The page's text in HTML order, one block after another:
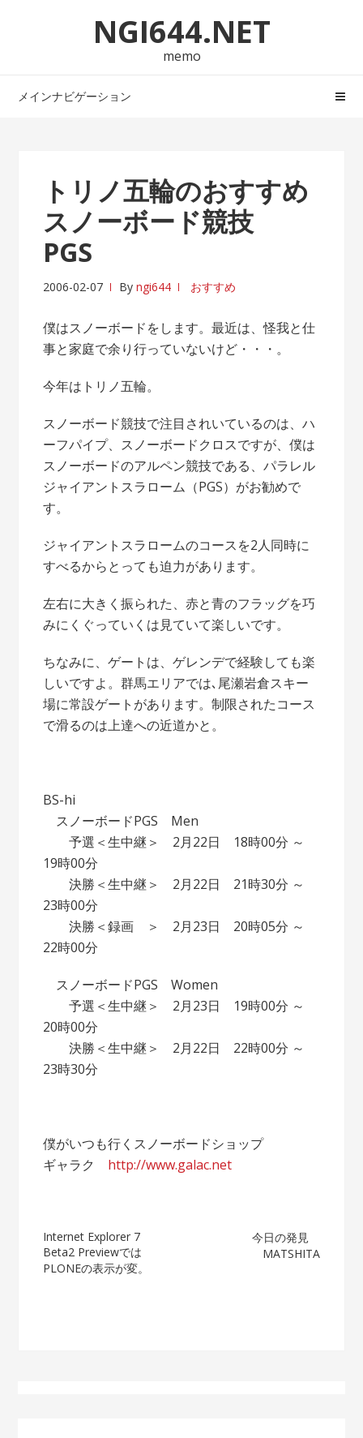
シ
ツ
NGI644.NET
memo
メインナビゲーション
トリノ五輪のおすすめ
スノーボード競技
PGS
2006-02-07 Byngi644 おすすめ
僕はスノーボードをします。最近は、怪我と仕
事と家庭で余り行っていないけど・・・。
今年はトリノ五輪。
スノーボード競技で注目されいているのは、ハ
ーフパイプ、スノーボードクロスですが、僕は
スノーボードのアルペン競技である、パラレル
ジャイアントスラローム（PGS）がお勧めで
す。
ジャイアントスラロームのコースを2人同時に
すべるからとっても迫力があります。
左右に大きく振られた、赤と青のフラッグを巧
みにくぐっていくは見ていて楽しいです。
ちなみに、ゲートは、ゲレンデで経験しても楽
しいですよ。群馬エリアでは､尾瀬岩倉スキー
場に常設ゲートがあります。制限されたコース
で滑るのは上達への近道かと。
BS-hi
スノーボードPGS Men
予選＜生中継＞ 2月22日 18時00分 ～
19時00分
決勝＜生中継＞ 2月22日 21時30分 ～
23時00分
決勝＜録画 ＞ 2月23日 20時05分 ～
22時00分
スノーボードPGS Women
予選＜生中継＞ 2月23日 19時00分 ～
20時00分
決勝＜生中継＞ 2月22日 22時00分 ～
23時30分
僕がいつも行くスノーボードショップ
ギャラク http://www.galac.net
投
稿
Internet Explorer 7
Beta2 Previewでは
PLONEの表示が変。
今日の発見
MATSHITA